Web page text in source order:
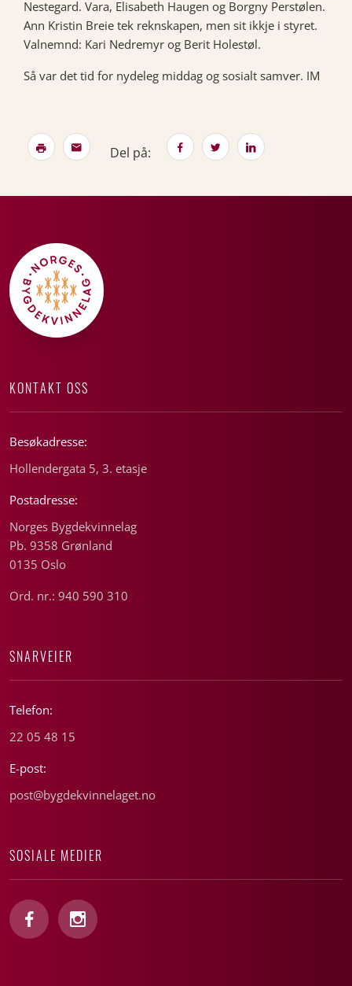
Nestegard. Vara, Elisabeth Haugen og Borgny Perstølen.
Ann Kristin Breie tek reknskapen, men sit ikkje i styret.
Valnemnd: Kari Nedremyr og Berit Holestøl.
Så var det tid for nydeleg middag og sosialt samver. IM
Del på:
KONTAKT OSS
Besøkadresse:
Hollendergata 5, 3. etasje
Postadresse:
Norges Bygdekvinnelag
Pb. 9358 Grønland
0135 Oslo
Ord. nr.: 940 590 310
SNARVEIER
Telefon:
22 05 48 15
E-post:
post@bygdekvinnelaget.no
SOSIALE MEDIER